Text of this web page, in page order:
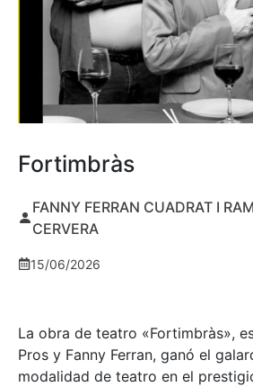
Fortimbràs
FANNY FERRAN CUADRAT I
CERVERA
15/06/2026
La obra de teatro «Fortimbràs»,
Pros y Fanny Ferran, ganó el
modalidad de teatro en el